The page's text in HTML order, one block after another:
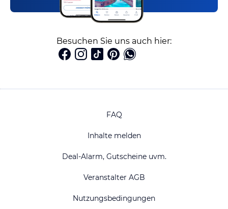
Besuchen Sie uns auch hier:
FAQ
Inhalte melden
Deal-Alarm, Gutscheine uvm.
Veranstalter AGB
Nutzungsbedingungen